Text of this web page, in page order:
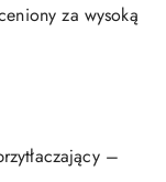
za wysoką
–